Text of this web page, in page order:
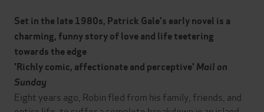
Set in the late 1980s, Patrick Gale's early novel is a
charming, funny story of love and life teetering
towards the edge
'Richly comic, affectionate and perceptive' Mail on
Sunday
Eight years ago, Robin fled from his family, friends, and